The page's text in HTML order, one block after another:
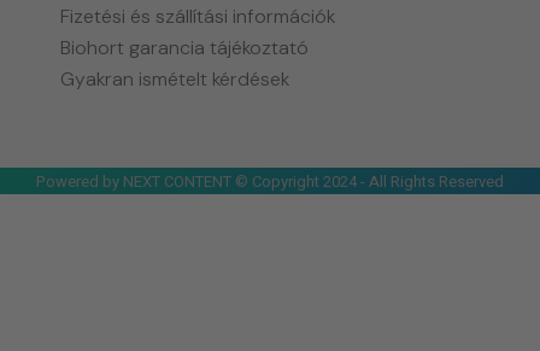
Fizetési és szállítási információk
Biohort garancia tájékoztató
Gyakran ismételt kérdések
Powered by NEXT CONTENT © Copyright 2024 - All Rights Reserved